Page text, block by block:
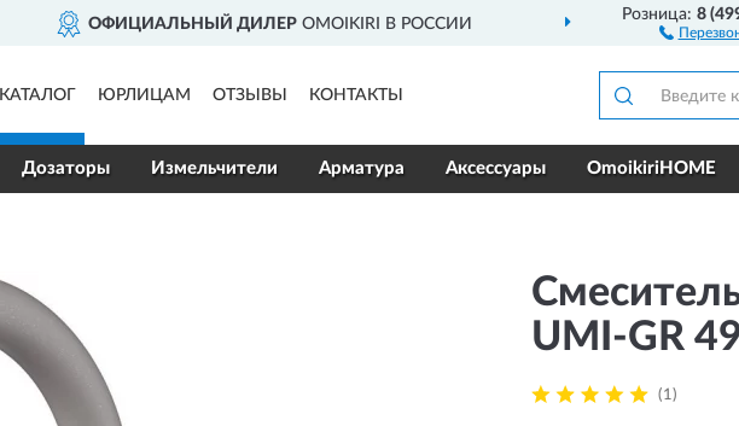
ОФИЦИАЛЬНЫЙ ДИЛЕРOMOIKIRI В РОССИИ
Розница:8
КАТАЛОГ ЮРЛИЦАМ ОТЗЫВЫ КОНТАКТЫ
Дозаторы Измельчители Арматура Аксессуары OmoikiriHOME
UMI-GR
(1)